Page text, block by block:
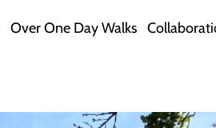
Over One Day Walks